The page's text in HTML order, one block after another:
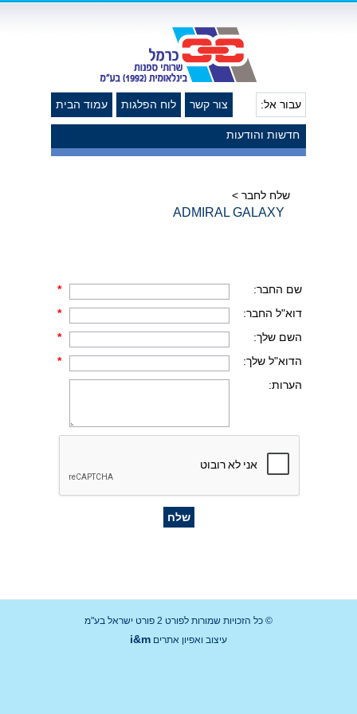
עבור אל: עמוד הבית לוח הפלגות צור קשר
חדשות והודעות
שלח לחבר >
ADMIRAL GALAXY
שם החבר:
*
דוא"ל החבר:
*
השם שלך:
*
הדוא"ל שלך:
*
הערות:
© כל הזכויות שמורות לפורט 2 פורט ישראל בע"מ
עיצוב ואפיון אתרים i&m